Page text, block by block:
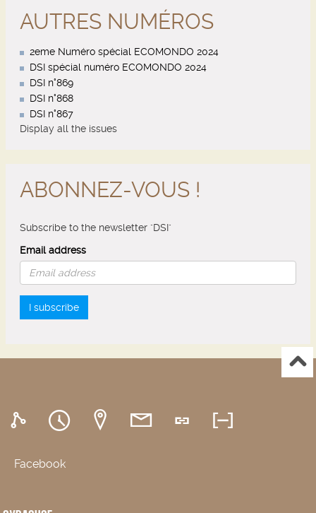
AUTRES NUMÉROS
2eme Numéro spécial ECOMONDO 2024
DSI spécial numéro ECOMONDO 2024
DSI n°869
DSI n°868
DSI n°867
Display all the issues
ABONNEZ-VOUS !
Subscribe to the newsletter "DSI"
Email address
I subscribe
Facebook